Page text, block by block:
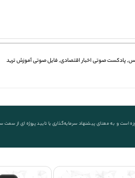
,پادکست صوتی اخبار اقتصادی,فایل صوتی آموزش ترید
است و به معنای پیشنهاد سرمایه‌گذاری یا تایید پروژه ای از